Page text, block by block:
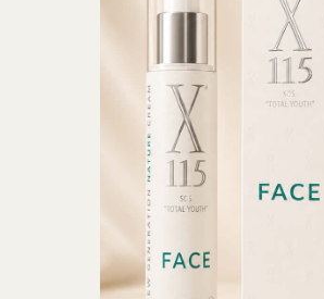
SCOPRI COME FUNZIONA